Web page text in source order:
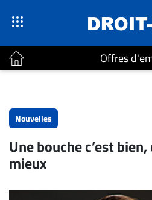
Offres
Accueil
Continu
Nominations
Bureaux
Nouvelles
Une bouche c’est
mieux